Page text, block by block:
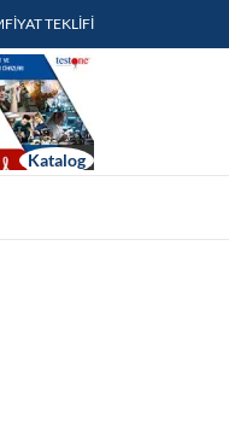
FIYAT TEKLIFI